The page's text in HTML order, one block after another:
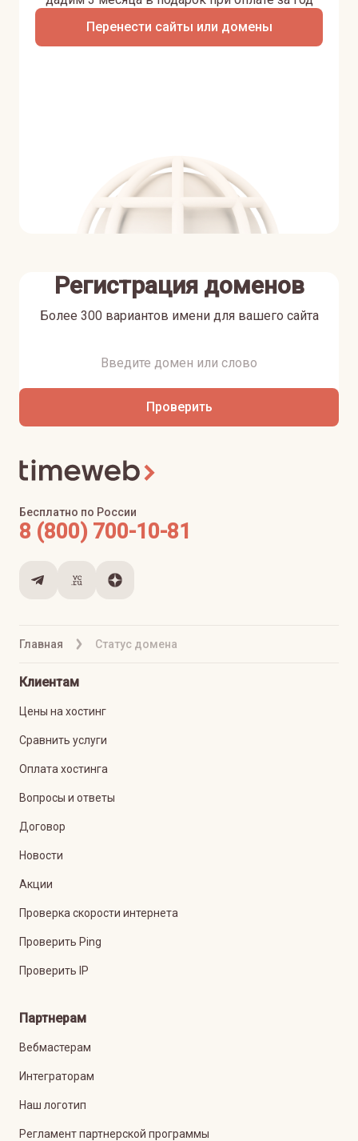
Перенести сайты или домены
Регистрация доменов
Более 300 вариантов имени для вашего сайта
Проверить
Главная Статус домена
Бесплатно по России
8 (800) 700-10-81
Клиентам
Цены на хостинг
Сравнить услуги
Оплата хостинга
Вопросы и ответы
Договор
Новости
Акции
Проверка скорости интернета
Проверить Ping
Проверить IP
Партнерам
Вебмастерам
Интеграторам
Наш логотип
Регламент партнерской программы